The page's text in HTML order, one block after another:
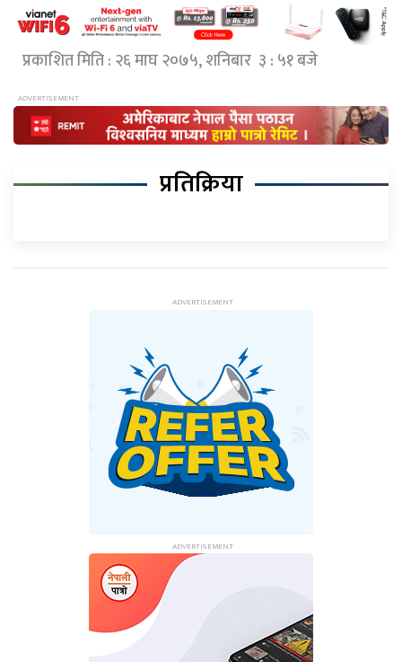
प्रकाशित मिति : २६ माघ २०७५, शनिबार ३ : ५१ बजे
प्रतिक्रिया